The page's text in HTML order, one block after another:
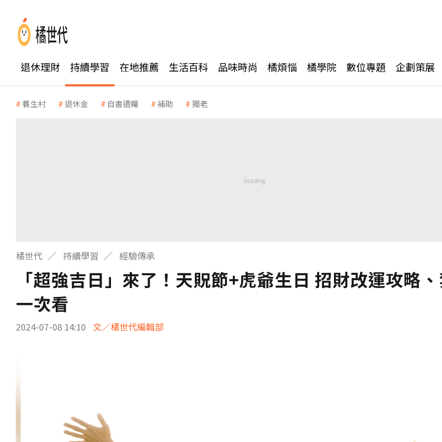
退休理財 持續學習 在地推薦 生活百科 品味時尚 橘煩惱 橘學院 數位專題 企劃策展
養生村 退休金 自書遺囑 補助 獨老
橘世代 持續學習 經驗傳承
「超強吉日」來了！天貺節+虎爺生日 招財改運攻略
一次看
2024-07-08 14:10 文／橘世代編輯部